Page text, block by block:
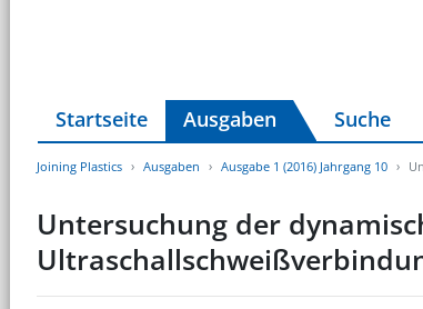
Startseite Ausgaben Suche
Joining Plastics Ausgaben Ausgabe 1 (2016) Jahrgang 10
Untersuchung der